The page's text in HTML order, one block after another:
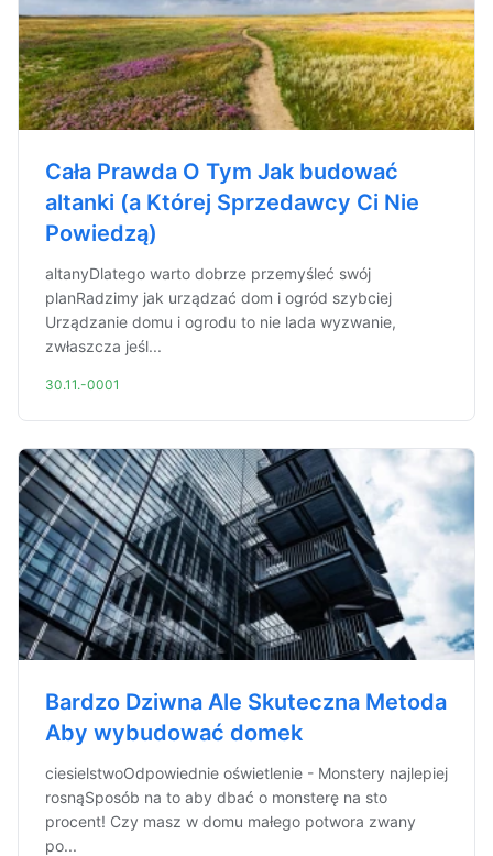
Cała Prawda O Tym Jak budować
altanki (a Której Sprzedawcy Ci Nie
Powiedzą)
altanyDlatego warto dobrze przemyśleć swój
planRadzimy jak urządzać dom i ogród szybciej
Urządzanie domu i ogrodu to nie lada wyzwanie,
zwłaszcza jeśl...
30.11.-0001
Bardzo Dziwna Ale Skuteczna Metoda
Aby wybudować domek
ciesielstwoOdpowiednie oświetlenie - Monstery najlepiej
rosnąSposób na to aby dbać o monsterę na sto
procent! Czy masz w domu małego potwora zwany
po...